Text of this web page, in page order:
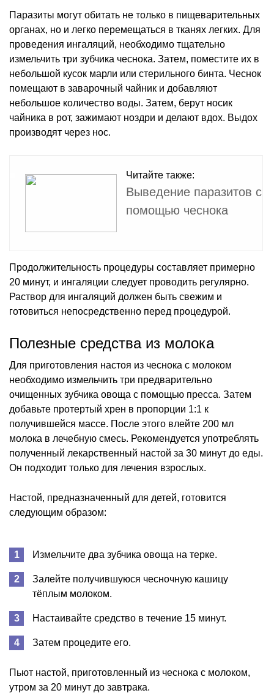
Паразиты могут обитать не только в пищеварительных
органах, но и легко перемещаться в тканях легких. Для
проведения ингаляций, необходимо тщательно
измельчить три зубчика чеснока. Затем, поместите их в
небольшой кусок марли или стерильного бинта. Чеснок
помещают в заварочный чайник и добавляют
небольшое количество воды. Затем, берут носик
чайника в рот, зажимают ноздри и делают вдох. Выдох
производят через нос.
Читайте также:
Выведение паразитов с
помощью чеснока
Продолжительность процедуры составляет примерно
20 минут, и ингаляции следует проводить регулярно.
Раствор для ингаляций должен быть свежим и
готовиться непосредственно перед процедурой.
Полезные средства из молока
Для приготовления настоя из чеснока с молоком
необходимо измельчить три предварительно
очищенных зубчика овоща с помощью пресса. Затем
добавьте протертый хрен в пропорции 1:1 к
получившейся массе. После этого влейте 200 мл
молока в лечебную смесь. Рекомендуется употреблять
полученный лекарственный настой за 30 минут до еды.
Он подходит только для лечения взрослых.
Настой, предназначенный для детей, готовится
следующим образом:
Измельчите два зубчика овоща на терке.
Залейте получившуюся чесночную кашицу
тёплым молоком.
Настаивайте средство в течение 15 минут.
Затем процедите его.
Пьют настой, приготовленный из чеснока с молоком,
утром за 20 минут до завтрака.